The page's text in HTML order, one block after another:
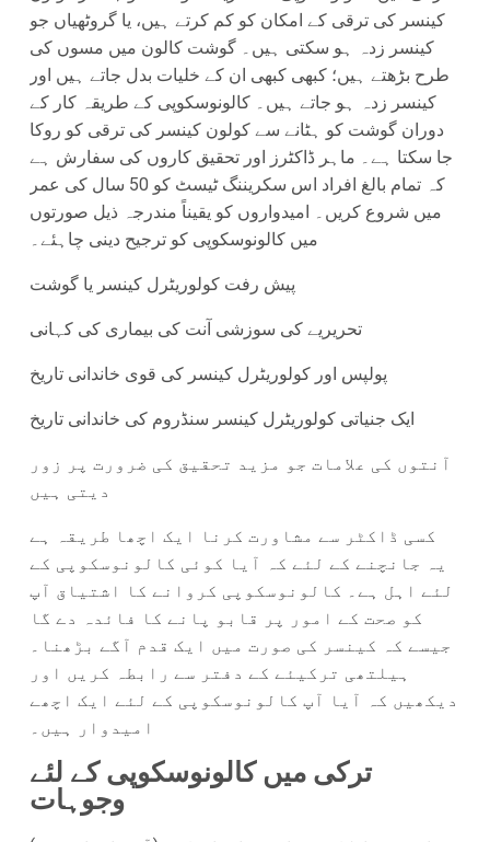
کینسر کی ترقی کے امکان کو کم کرتے ہیں، یا گروٹھیاں جو
کینسر زدہ ہو سکتی ہیں۔ گوشت کالون میں مسوں کی
طرح بڑھتے ہیں؛ کبھی کبھی ان کے خلیات بدل جاتے ہیں اور
کینسر زدہ ہو جاتے ہیں۔ کالونوسکوپی کے طریقہ کار کے
دوران گوشت کو ہٹانے سے کولون کینسر کی ترقی کو روکا
جا سکتا ہے۔ ماہر ڈاکٹرز اور تحقیق کاروں کی سفارش ہے
کہ تمام بالغ افراد اس سکریننگ ٹیسٹ کو 50 سال کی عمر
میں شروع کریں۔ امیدواروں کو یقیناً مندرجہ ذیل صورتوں
میں کالونوسکوپی کو ترجیح دینی چاہئے۔
پیش رفت کولوریٹرل کینسر یا گوشت
تحریریے کی سوزشی آنت کی بیماری کی کہانی
پولپس اور کولوریٹرل کینسر کی قوی خاندانی تاریخ
ایک جنیاتی کولوریٹرل کینسر سنڈروم کی خاندانی تاریخ
آنتوں کی علامات جو مزید تحقیق کی ضرورت پر زور
دیتی ہیں
کسی ڈاکٹر سے مشاورت کرنا ایک اچھا طریقہ ہے
یہ جانچنے کے لئے کہ آیا کوئی کالونوسکوپی کے
لئے اہل ہے۔ کالونوسکوپی کروانے کا اشتیاق آپ
کو صحت کے امور پر قابو پانے کا فائدہ دے گا
جیسے کہ کینسر کی صورت میں ایک قدم آگے بڑھنا۔
ہیلتھی ترکیئے کے دفتر سے رابطہ کریں اور
دیکھیں کہ آیا آپ کالونوسکوپی کے لئے ایک اچھے
امیدوار ہیں۔
ترکی میں کالونوسکوپی کے لئے
وجوہات